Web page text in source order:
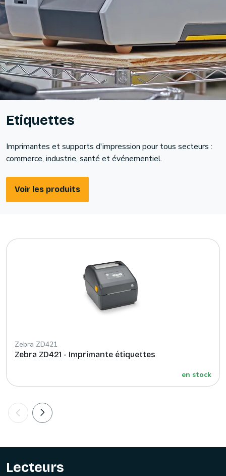
Etiquettes
Imprimantes et supports d'impression pour tous secteurs :
commerce, industrie, santé et événementiel.
Voir les produits
Zebra ZD421
Zebra ZD421 - Imprimante étiquettes
en stock
Lecteurs